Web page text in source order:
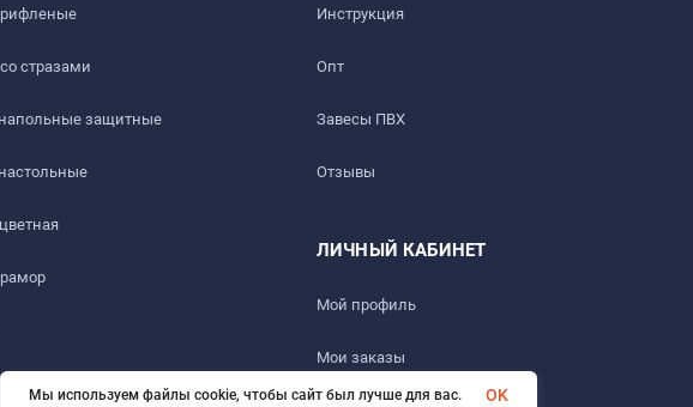
слабый быстро выветриваемый запах. Перед использованием пленки,
1-2 дня.
рифленые
стразами
защитные
Инструкция
Опт
Завесы ПВХ
Отзывы
ЛИЧНЫЙ КАБИНЕТ
Мой профиль
Мои заказы
Мы используем файлы cookie, чтобы сайт был лучше для вас. OK